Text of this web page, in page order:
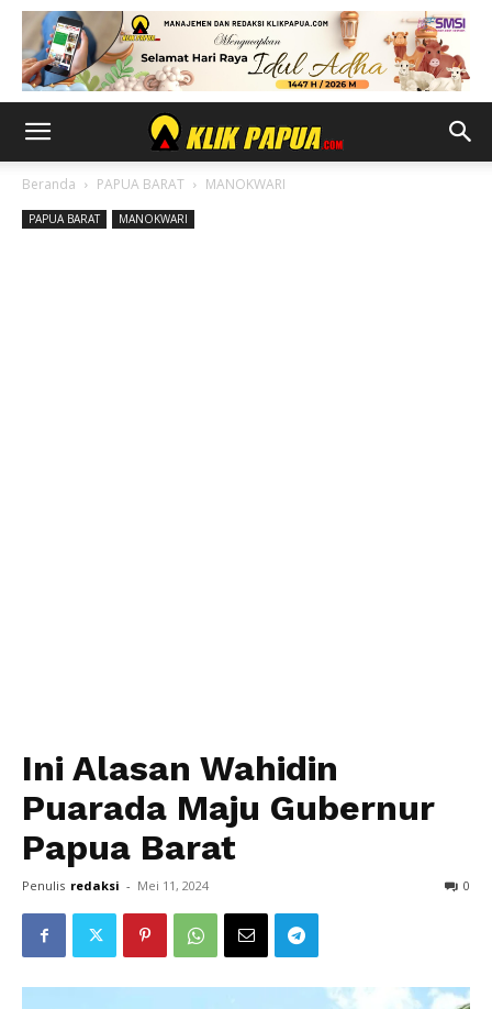
Beranda PAPUA BARAT MANOKWARI
PAPUA BARAT MANOKWARI
Ini Alasan Wahidin
Puarada Maju Gubernur
Papua Barat
Penulis redaksi - Mei 11, 2024 0